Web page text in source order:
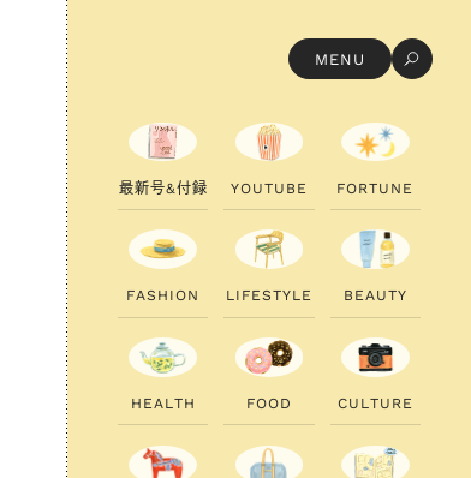
MENU
最新号&付録 YOUTU B E FORTU N E
FAS H ION LI FESTYLE B EAUTY
H EALTH FOOD CU LTU RE